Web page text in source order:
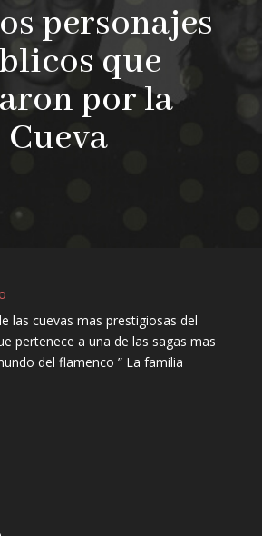
personajes
que
por la
Cueva
las cuevas mas prestigiosas del
pertenece a una de las sagas mas
del flamenco ” La familia